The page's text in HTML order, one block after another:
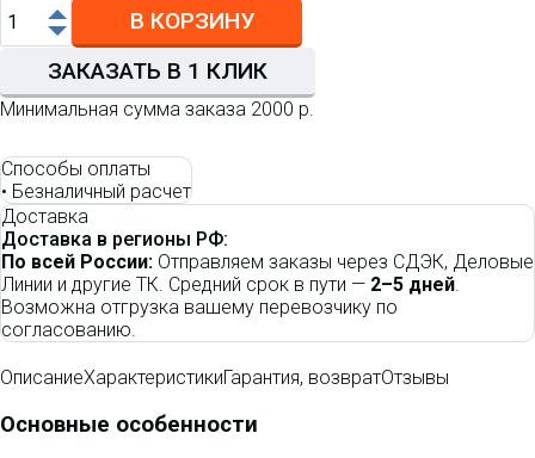
В КОРЗИНУ
ЗАКАЗАТЬ В 1 КЛИК
Минимальная сумма заказа 2000 р.
Способы оплаты
• Безналичный расчет
Доставка
Доставка в регионы РФ:
По всей России: Отправляем заказы через СДЭК, Деловые
Линии и другие ТК. Средний срок в пути — 2–5 дней.
Возможна отгрузка вашему перевозчику по
согласованию.
ОписаниеХарактеристикиГарантия, возвратОтзывы
Основные особенности